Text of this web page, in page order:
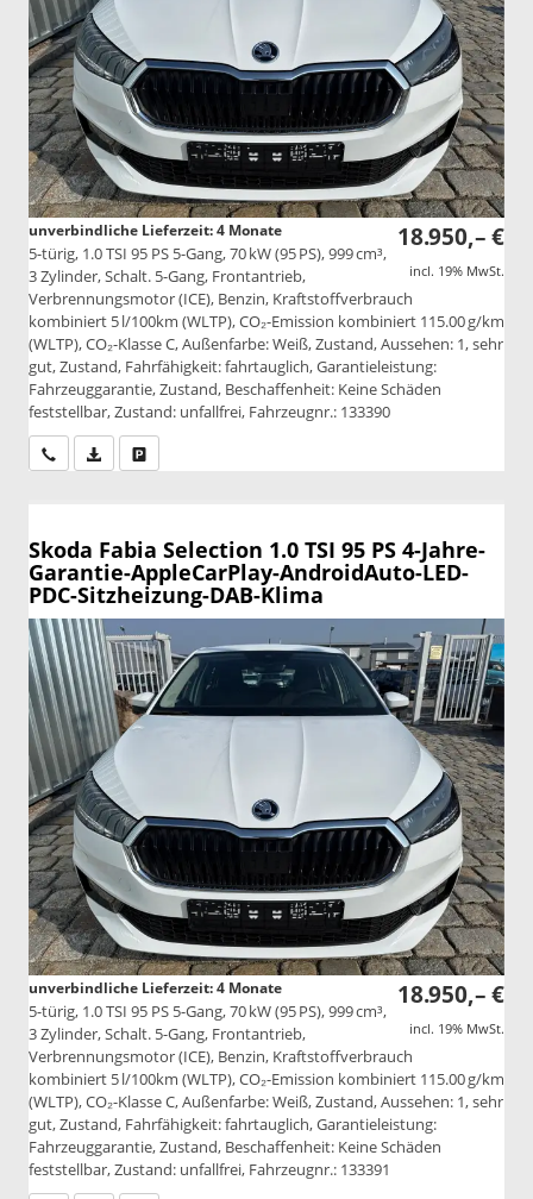
18.950,– €
incl. 19% MwSt.
unverbindliche Lieferzeit:4 Monate
5-türig, 1.0 TSI 95 PS 5-Gang, 70 kW (95 PS), 999 cm³,
3 Zylinder, Schalt. 5-Gang, Frontantrieb,
Verbrennungsmotor (ICE), Benzin, Kraftstoffverbrauch
kombiniert 5 l/100km (WLTP), CO₂-Emission kombiniert 115.00 g/km
(WLTP), CO₂-Klasse C, Außenfarbe: Weiß, Zustand, Aussehen: 1, sehr
gut, Zustand, Fahrfähigkeit: fahrtauglich, Garantieleistung:
Fahrzeuggarantie, Zustand, Beschaffenheit: Keine Schäden
feststellbar, Zustand: unfallfrei, Fahrzeugnr.: 133390
Wir rufen Sie anPDF-Datei, Fahrzeugexposé drucken
Skoda Fabia Selection 1.0 TSI 95 PS 4-Jahre-
Garantie-AppleCarPlay-AndroidAuto-LED-
PDC-Sitzheizung-DAB-Klima
18.950,– €
incl. 19% MwSt.
unverbindliche Lieferzeit:4 Monate
5-türig, 1.0 TSI 95 PS 5-Gang, 70 kW (95 PS), 999 cm³,
3 Zylinder, Schalt. 5-Gang, Frontantrieb,
Verbrennungsmotor (ICE), Benzin, Kraftstoffverbrauch
kombiniert 5 l/100km (WLTP), CO₂-Emission kombiniert 115.00 g/km
(WLTP), CO₂-Klasse C, Außenfarbe: Weiß, Zustand, Aussehen: 1, sehr
gut, Zustand, Fahrfähigkeit: fahrtauglich, Garantieleistung:
Fahrzeuggarantie, Zustand, Beschaffenheit: Keine Schäden
feststellbar, Zustand: unfallfrei, Fahrzeugnr.: 133391